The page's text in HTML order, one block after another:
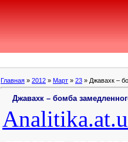
Главная » 2012 » Март » 23 » Джавахк –
Джавахк – бомба